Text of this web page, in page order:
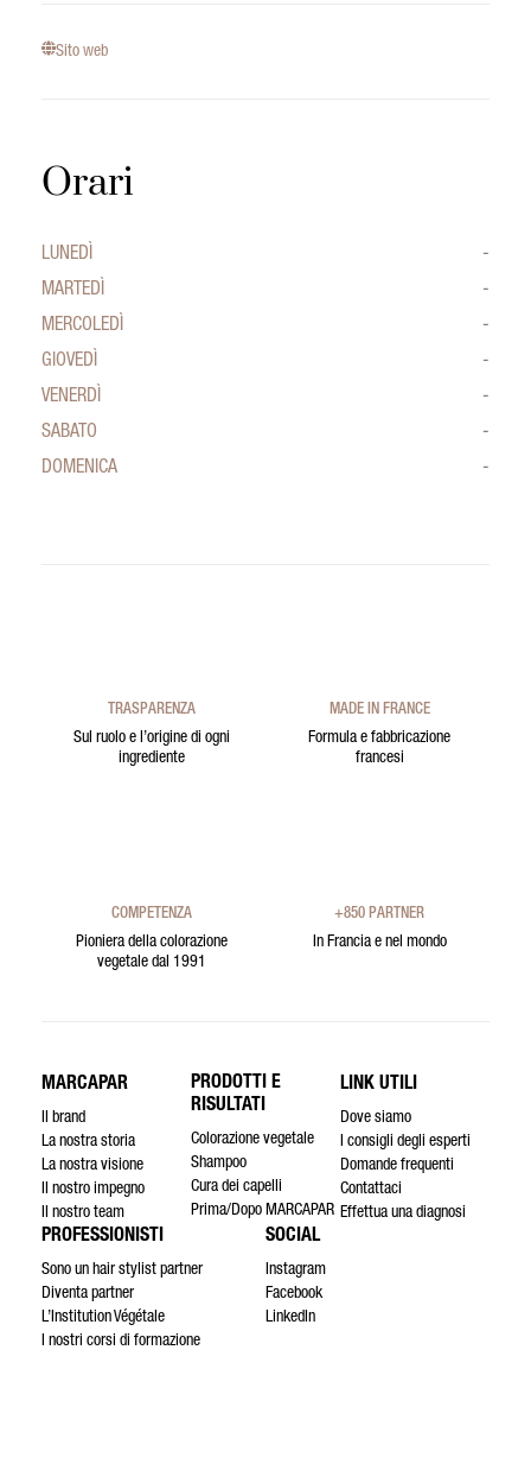
Sito web
Orari
LUNEDÌ
-
MARTEDÌ
-
MERCOLEDÌ
-
GIOVEDÌ
-
VENERDÌ
-
SABATO
-
DOMENICA
-
TRASPARENZA
Sul ruolo e l’origine di ogni
ingrediente
MADE IN FRANCE
Formula e fabbricazione
francesi
COMPETENZA
Pioniera della colorazione
vegetale dal 1991
+850 PARTNER
In Francia e nel mondo
MARCAPAR
Il brand
La nostra storia
La nostra visione
Il nostro impegno
Il nostro team
PRODOTTI E
RISULTATI
Colorazione vegetale
Shampoo
Cura dei capelli
Prima/Dopo MARCAPAR
LINK UTILI
Dove siamo
I consigli degli esperti
Domande frequenti
Contattaci
Effettua una diagnosi
PROFESSIONISTI
Sono un hair stylist partner
Diventa partner
L’Institution Végétale
I nostri corsi di formazione
SOCIAL
Instagram
Facebook
LinkedIn